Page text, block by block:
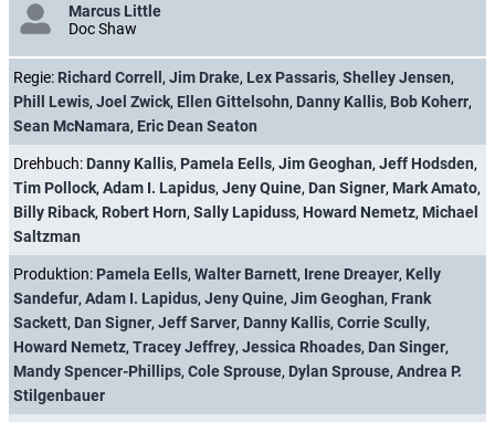
Marcus Little
Doc Shaw
Regie: Richard Correll, Jim Drake, Lex Passaris, Shelley Jensen,
Phill Lewis, Joel Zwick, Ellen Gittelsohn, Danny Kallis, Bob Koherr,
Sean McNamara, Eric Dean Seaton
Drehbuch: Danny Kallis, Pamela Eells, Jim Geoghan, Jeff Hodsden,
Tim Pollock, Adam I. Lapidus, Jeny Quine, Dan Signer, Mark Amato,
Billy Riback, Robert Horn, Sally Lapiduss, Howard Nemetz, Michael
Saltzman
Produktion: Pamela Eells, Walter Barnett, Irene Dreayer, Kelly
Sandefur, Adam I. Lapidus, Jeny Quine, Jim Geoghan, Frank
Sackett, Dan Signer, Jeff Sarver, Danny Kallis, Corrie Scully,
Howard Nemetz, Tracey Jeffrey, Jessica Rhoades, Dan Singer,
Mandy Spencer-Phillips, Cole Sprouse, Dylan Sprouse, Andrea P.
Stilgenbauer